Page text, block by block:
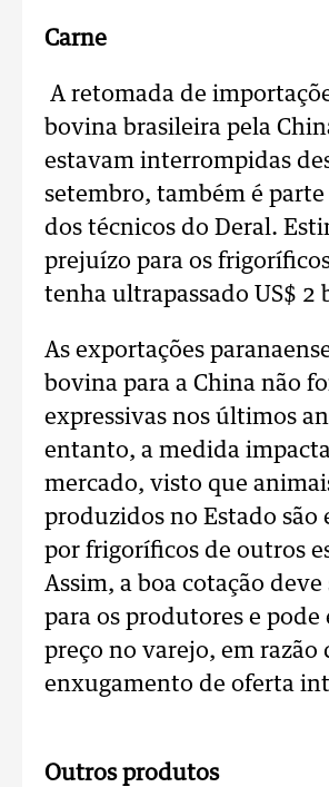
Carne
A retomada de
bovina brasileira pela
estavam interrompidas
setembro, também é parte
dos técnicos do Deral.
prejuízo para os
tenha ultrapassado US$ 2
As exportações
bovina para a China não
expressivas nos últimos
entanto, a medida
mercado, visto que
produzidos no Estado são
por frigoríficos de outros
Assim, a boa cotação
para os produtores e pode
preço no varejo, em razão
enxugamento de oferta
Outros produtos